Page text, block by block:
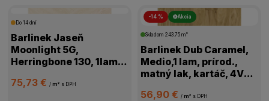
Do 14 dní
Barlinek Jaseň
Moonlight 5G,
Herringbone 130, 1lam,
mikro, 1WC000018
75,73 €/ m² s DPH
-14 % Akcia
Skladom 243.75 m²
Barlinek Dub Caramel,
Medio,1 lam, prírod.,
matný lak, kartáč, 4V
56,90 € / m² s DPH